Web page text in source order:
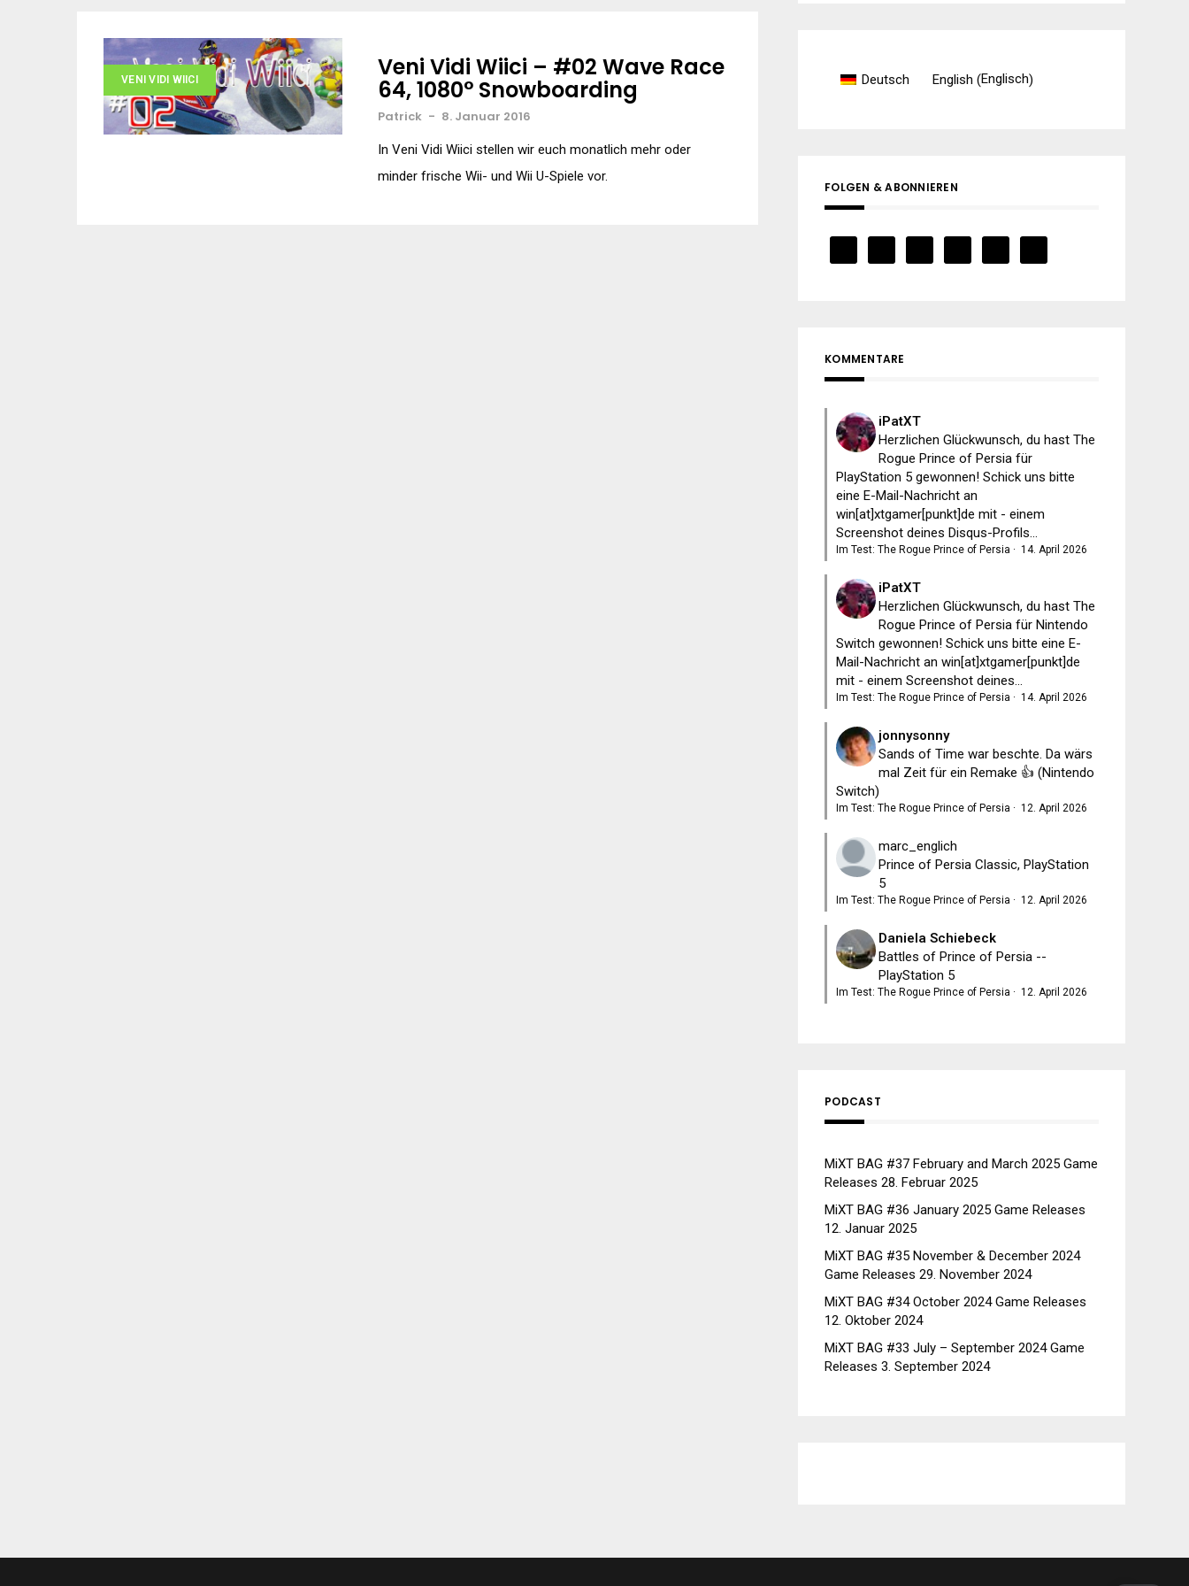
VENI VIDI WIICI Veni Vidi Wiici – #02 Wave Race
64, 1080° Snowboarding
Patrick - 8. Januar 2016
In Veni Vidi Wiici stellen wir euch monatlich mehr oder
minder frische Wii- und Wii U-Spiele vor.
Deutsch English (Englisch)
FOLGEN & ABONNIEREN
KOMMENTARE
iPatXT
Herzlichen Glückwunsch, du hast The
Rogue Prince of Persia für
PlayStation 5 gewonnen! Schick uns bitte
eine E-Mail-Nachricht an
win[at]xtgamer[punkt]de mit - einem
Screenshot deines Disqus-Profils...
Im Test: The Rogue Prince of Persia · 14. April 2026
iPatXT
Herzlichen Glückwunsch, du hast The
Rogue Prince of Persia für Nintendo
Switch gewonnen! Schick uns bitte eine E-
Mail-Nachricht an win[at]xtgamer[punkt]de
mit - einem Screenshot deines...
Im Test: The Rogue Prince of Persia · 14. April 2026
jonnysonny
Sands of Time war beschte. Da wärs
mal Zeit für ein Remake 👍 (Nintendo
Switch)
Im Test: The Rogue Prince of Persia · 12. April 2026
marc_englich
Prince of Persia Classic, PlayStation
5
Im Test: The Rogue Prince of Persia · 12. April 2026
Daniela Schiebeck
Battles of Prince of Persia --
PlayStation 5
Im Test: The Rogue Prince of Persia · 12. April 2026
PODCAST
MiXT BAG #37 February and March 2025 Game
Releases 28. Februar 2025
MiXT BAG #36 January 2025 Game Releases
12. Januar 2025
MiXT BAG #35 November & December 2024
Game Releases 29. November 2024
MiXT BAG #34 October 2024 Game Releases
12. Oktober 2024
MiXT BAG #33 July – September 2024 Game
Releases 3. September 2024